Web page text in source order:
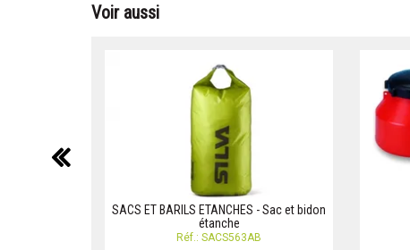
Voir aussi
SACS ET BARILS ETANCHES - Sac et bidon
étanche
Réf.: SACS563AB
précédent